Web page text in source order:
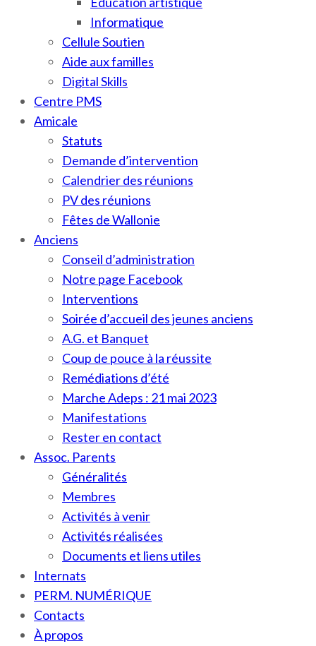
Informatique
Cellule Soutien
Aide aux familles
Digital Skills
Centre PMS
Amicale
Statuts
Demande d’intervention
Calendrier des réunions
PV des réunions
Fêtes de Wallonie
Anciens
Conseil d’administration
Notre page Facebook
Interventions
Soirée d’accueil des jeunes anciens
A.G. et Banquet
Coup de pouce à la réussite
Remédiations d’été
Marche Adeps : 21 mai 2023
Manifestations
Rester en contact
Assoc. Parents
Généralités
Membres
Activités à venir
Activités réalisées
Documents et liens utiles
Internats
PERM. NUMÉRIQUE
Contacts
À propos